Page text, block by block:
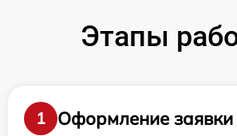
Этапы
1
Оформление заявки